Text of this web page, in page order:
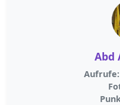
Abd
Aufrufe: